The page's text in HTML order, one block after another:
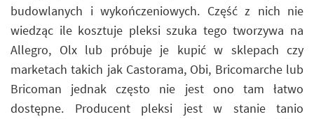
budowlanych i wykończeniowych. Część z nich nie
wiedząc ile kosztuje pleksi szuka tego tworzywa na
Allegro, Olx lub próbuje je kupić w sklepach czy
marketach takich jak Castorama, Obi, Bricomarche lub
Bricoman jednak często nie jest ono tam łatwo
dostępne. Producent pleksi jest w stanie tanio